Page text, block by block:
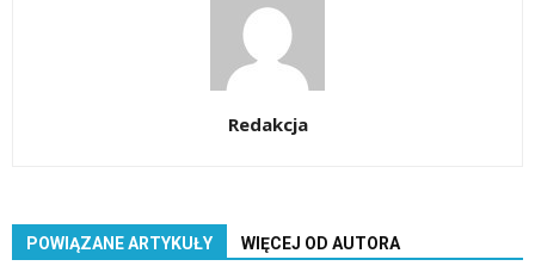
Redakcja
POWIĄZANE ARTYKUŁY WIĘCEJ OD AUTORA